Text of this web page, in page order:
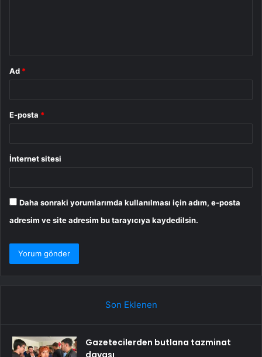
Ad *
E-posta *
İnternet sitesi
Daha sonraki yorumlarımda kullanılması için adım, e-posta
adresim ve site adresim bu tarayıcıya kaydedilsin.
Son Eklenen
Gazetecilerden butlana tazminat